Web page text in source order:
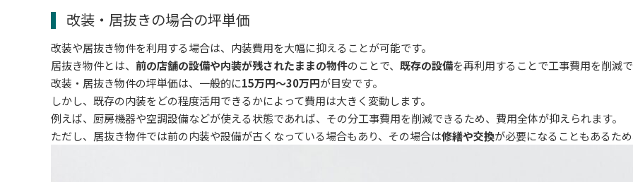
改装・居抜きの場合の坪単価
改装や居抜き物件を利用する場合は、内装費用を大幅に抑えることが可能です。
居抜き物件とは、 前の店舗の設備や内装が残されたままの物件のことで、 既存の設備を再利用することで工事費用を削減
改装・居抜き物件の坪単価は、一般的に15万円～30万円が目安です。
しかし、既存の内装をどの程度活用できるかによって費用は大きく変動します。
例えば、厨房機器や空調設備などが使える状態であれば、その分工事費用を削減できるため、費用全体が抑えられます。
ただし、居抜き物件では前の内装や設備が古くなっている場合もあり、その場合は修繕や交換が必要になることもあるた